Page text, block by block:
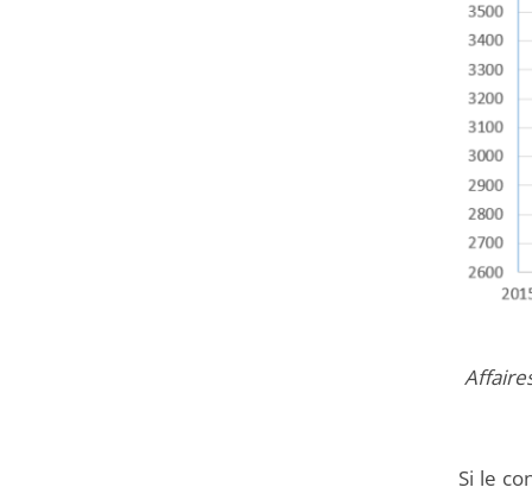
Si le